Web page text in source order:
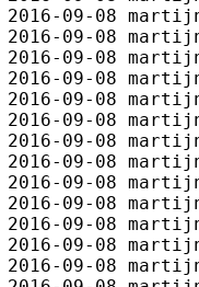
2016-09-08
2016-09-08
2016-09-08
2016-09-08
2016-09-08
2016-09-08
2016-09-08
2016-09-08
2016-09-08
2016-09-08
2016-09-08
2016-09-08
2016-09-08